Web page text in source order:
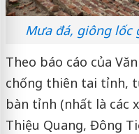
Mưa đá, giông lốc
Theo báo cáo của
chống thiên tai tỉnh,
bàn tỉnh (nhất là các
Thiệu Quang, Đông